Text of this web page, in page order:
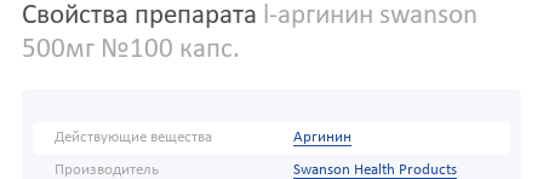
Свойства препарата l-аргинин swanson
500мг №100 капс.
Действующие вещества Аргинин
Производитель Swanson Health Products